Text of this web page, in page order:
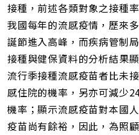
接種，前述各類對象之接種
我國每年的流感疫情，歷來
誕節進入高峰，而疾病管制
接種與健保資料的分析結果
流行季接種流感疫苗者比未
感住院的機率，另亦可減少
機率；顯示流感疫苗對本國
疫苗尚有餘裕，因此，為照